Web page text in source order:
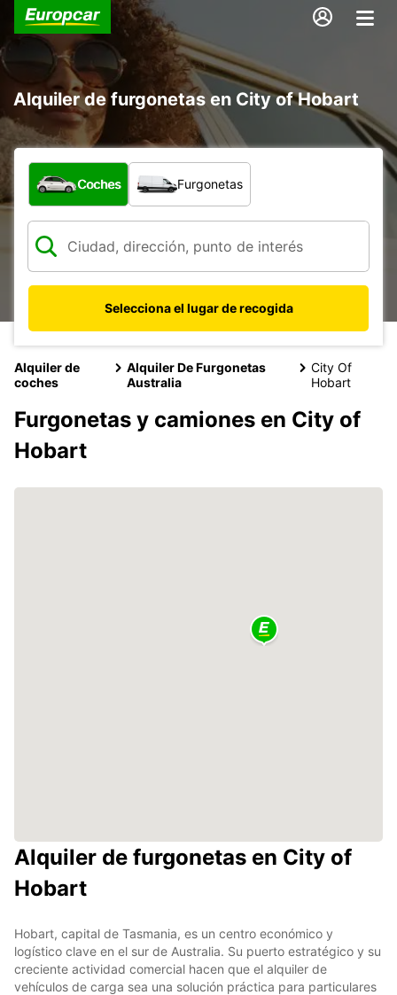
Alquiler de furgonetas en City of Hobart
¿Qué tipo de vehículo?
Coches Furgonetas
Selecciona el lugar de recogida
Alquiler de
coches
Alquiler De Furgonetas
Australia
City Of
Hobart
Furgonetas y camiones en City of
Hobart
Alquiler de furgonetas en City of
Hobart
Hobart, capital de Tasmania, es un centro económico y
logístico clave en el sur de Australia. Su puerto estratégico y su
creciente actividad comercial hacen que el alquiler de
vehículos de carga sea una solución práctica para particulares